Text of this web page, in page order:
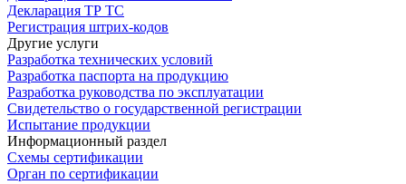
Декларация ТР ТС
Регистрация штрих-кодов
Другие услуги
Разработка технических условий
Разработка паспорта на продукцию
Разработка руководства по эксплуатации
Свидетельство о государственной регистрации
Испытание продукции
Информационный раздел
Схемы сертификации
Орган по сертификации